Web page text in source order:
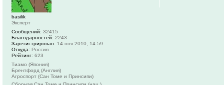
basilik
Эксперт
Сообщений: 32415
Благодарностей: 2243
Зарегистрирован: 14 ноя 2010, 14:59
Откуда: Россия
Рейтинг: 623
Тиамо (Япония)
Брентфорд (Англия)
Агроспорт (Сан Томе и Принсипи)